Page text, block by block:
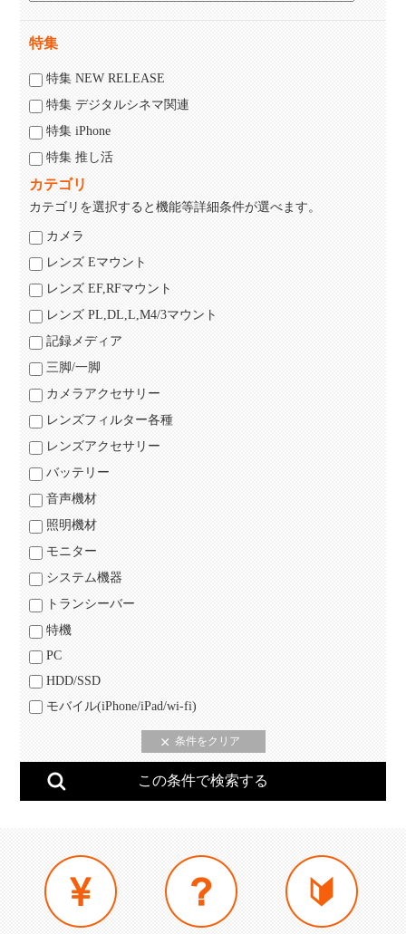
特集
特集 NEW RELEASE
特集 デジタルシネマ関連
特集 iPhone
特集 推し活
カテゴリ
カテゴリを選択すると機能等詳細条件が選べます。
カメラ
レンズ Eマウント
レンズ EF,RFマウント
レンズ PL,DL,L,M4/3マウント
記録メディア
三脚/一脚
カメラアクセサリー
レンズフィルター各種
レンズアクセサリー
バッテリー
音声機材
照明機材
モニター
システム機器
トランシーバー
特機
PC
HDD/SSD
モバイル(iPhone/iPad/wi-fi)